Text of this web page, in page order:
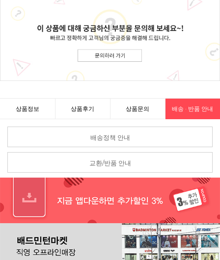
상품정보 상품후기 상품문의 배송 · 반품 안내
배송정책 안내
교환/반품 안내